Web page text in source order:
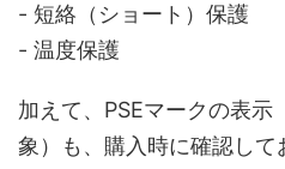
- 短絡（ショート）保護
- 温度保護
加えて、PSEマークの表示
象）も、購入時に確認して